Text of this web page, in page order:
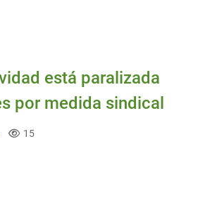
está paralizada
por medida sindical
15